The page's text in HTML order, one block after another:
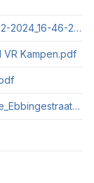
uittreksel_kadastrale_kaart_8261VR29_09-12-2024_16-46-21.pdf
Kampen.pdf
Bodeminformatie (Rapportage_buffer25_3e_Ebbingestraat_29_te_Kampen_2025020301404096).pdf